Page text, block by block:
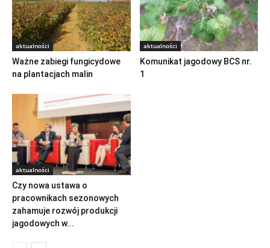
aktualności
Ważne zabiegi fungicydowe
na plantacjach malin
aktualności
Komunikat jagodowy BCS nr.
1
aktualności
Czy nowa ustawa o
pracownikach sezonowych
zahamuje rozwój produkcji
jagodowych w...